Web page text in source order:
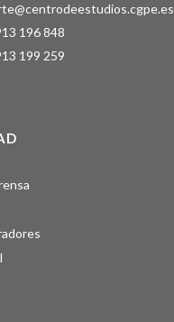
196 848
199 259